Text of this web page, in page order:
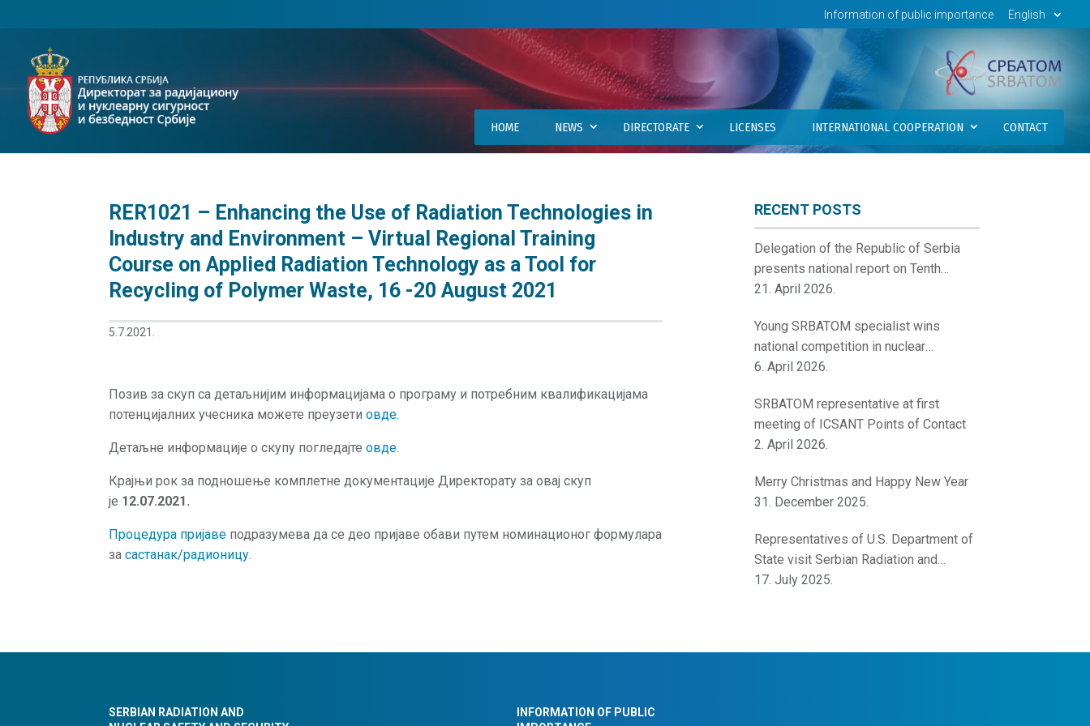
Information of public importance English
HOME NEWS DIRECTORATE LICENSES INTERNATIONAL COOPERATION CONTACT
RER1021 – Enhancing the Use of Radiation Technologies in
Industry and Environment – Virtual Regional Training
Course on Applied Radiation Technology as a Tool for
Recycling of Polymer Waste, 16 -20 August 2021
5.7.2021.
Позив за скуп са детаљнијим информацијама о програму и потребним квалификацијама
потенцијалних учесника можете преузетиовде.
Детаљне информације о скупу погледајтеовде.
Крајњи рок за подношење комплетне документације Директорату за овај скуп
је 12.07.2021.
Процедура пријаве подразумева да се део пријаве обави путем номинационог формулара
засастанак/радионицу.
RECENT POSTS
Delegation of the Republic of Serbia
presents national report on Tenth
Review Meeting of the Contracting
Safety
21. April 2026.
Young SRBATOM specialist wins
national competition in nuclear
innovations
6. April 2026.
SRBATOM representative at first
meeting of ICSANT Points of Contact
2. April 2026.
Merry Christmas and Happy New Year
31. December 2025.
Representatives of U.S. Department of
State visit Serbian Radiation and
Nuclear Safety and Security Directorate
17. July 2025.
SERBIAN RADIATION AND
INFORMATION OF PUBLIC